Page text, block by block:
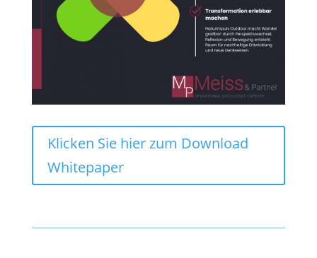
Klicken Sie hier zum Download
Whitepaper